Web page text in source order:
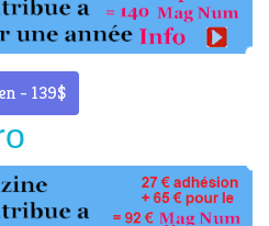
- 139$